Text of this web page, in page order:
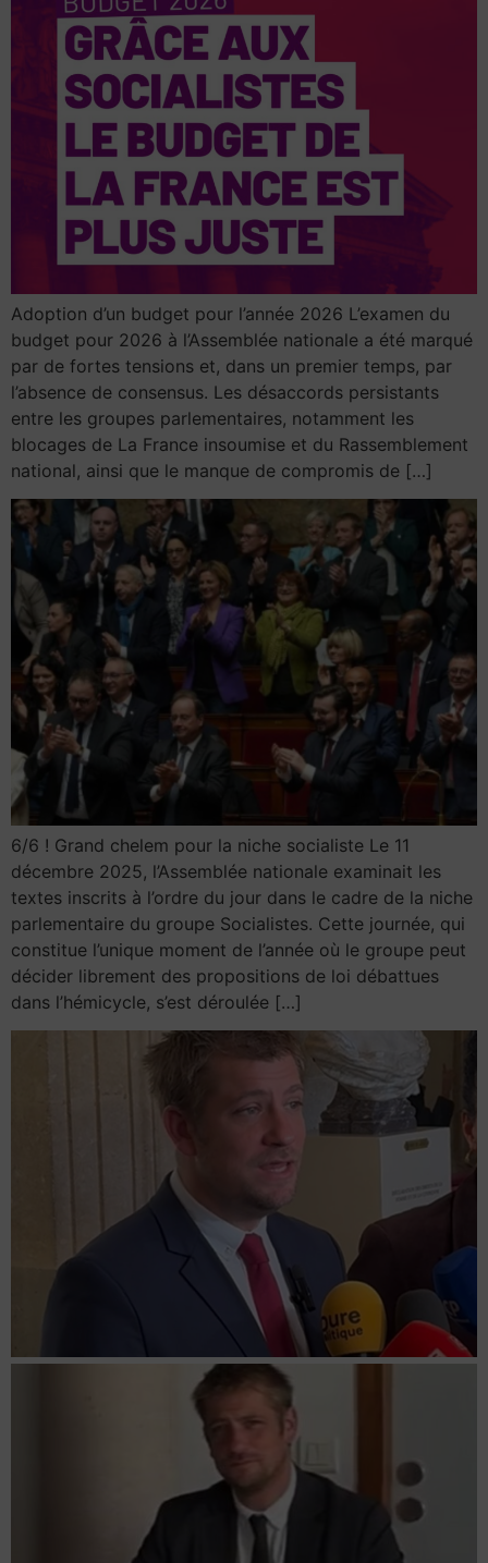
Adoption d’un budget pour l’année 2026 L’examen du
budget pour 2026 à l’Assemblée nationale a été marqué
par de fortes tensions et, dans un premier temps, par
l’absence de consensus. Les désaccords persistants
entre les groupes parlementaires, notamment les
blocages de La France insoumise et du Rassemblement
national, ainsi que le manque de compromis de […]
6/6 ! Grand chelem pour la niche socialiste Le 11
décembre 2025, l’Assemblée nationale examinait les
textes inscrits à l’ordre du jour dans le cadre de la niche
parlementaire du groupe Socialistes. Cette journée, qui
constitue l’unique moment de l’année où le groupe peut
décider librement des propositions de loi débattues
dans l’hémicycle, s’est déroulée […]